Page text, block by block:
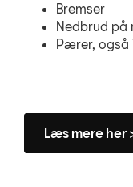
Bremser
Nedbrud på
Pærer, også
Læs mere her